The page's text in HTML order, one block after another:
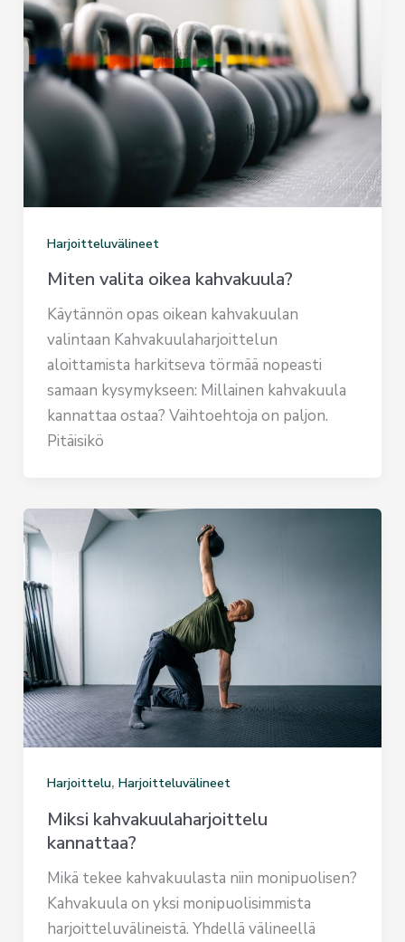
Harjoitteluvälineet
Miten valita oikea kahvakuula?
Käytännön opas oikean kahvakuulan
valintaan Kahvakuulaharjoittelun
aloittamista harkitseva törmää nopeasti
samaan kysymykseen: Millainen kahvakuula
kannattaa ostaa? Vaihtoehtoja on paljon.
Pitäisikö
Harjoittelu, Harjoitteluvälineet
Miksi kahvakuulaharjoittelu
kannattaa?
Mikä tekee kahvakuulasta niin monipuolisen?
Kahvakuula on yksi monipuolisimmista
harjoitteluvälineistä. Yhdellä välineellä